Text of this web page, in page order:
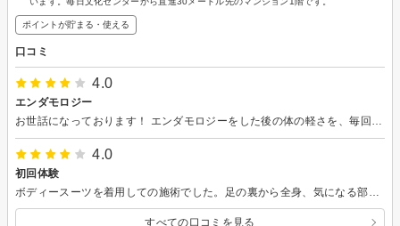
ポイントが貯まる・使える
口コミ
4.0
エンダモロジー
4.0
初回体験
すべての口コミを見る